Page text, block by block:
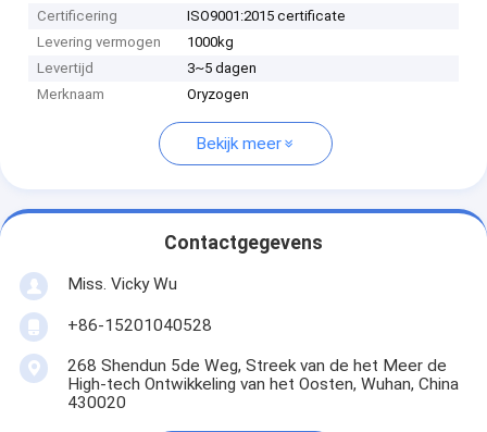
Certificering
ISO9001:2015 certificate
Levering vermogen
1000kg
Levertijd
3~5 dagen
Merknaam
Oryzogen
Bekijk meer
Contactgegevens
Miss. Vicky Wu
+86-15201040528
268 Shendun 5de Weg, Streek van de het Meer de
High-tech Ontwikkeling van het Oosten, Wuhan, China
430020